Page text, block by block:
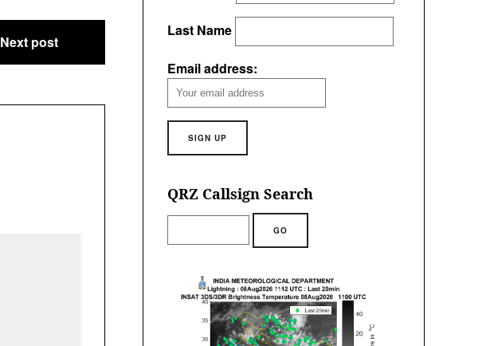
Next post
Last Name
Email address:
QRZ Callsign Search